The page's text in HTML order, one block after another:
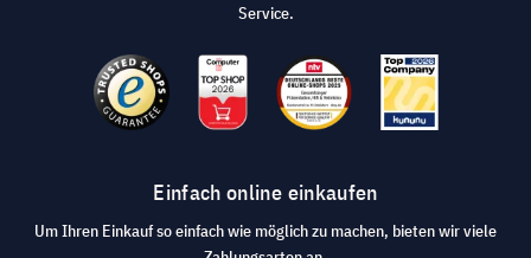
Service.
Einfach online einkaufen
Um Ihren Einkauf so einfach wie möglich zu machen, bieten wir viele